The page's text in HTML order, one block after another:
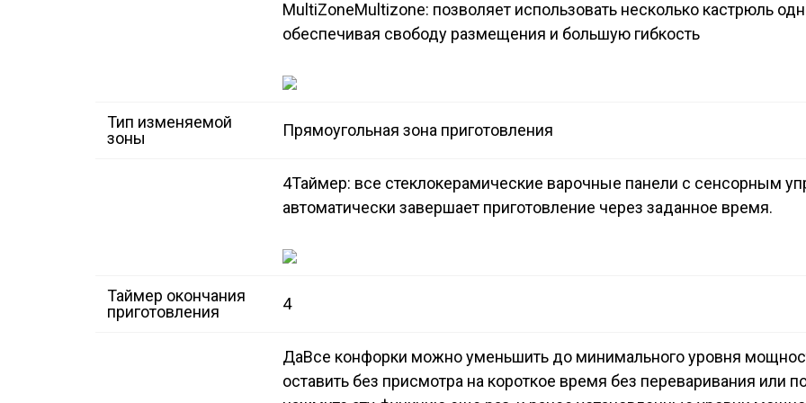
MultiZoneMultizone: позволяет использовать несколько кастрюль
обеспечивая свободу размещения и большую гибкость
Тип изменяемой
зоны
Прямоугольная зона приготовления
4Таймер: все стеклокерамические варочные панели с сенсорным
автоматически завершает приготовление через заданное время.
Таймер окончания
приготовления
4
ДаВсе конфорки можно уменьшить до минимального уровня
оставить без присмотра на короткое время без переваривания или